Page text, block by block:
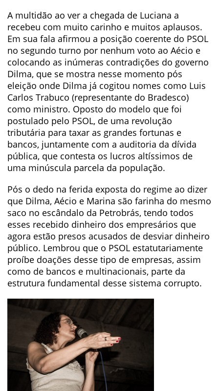
A multidão ao ver a chegada de Luciana a
recebeu com muito carinho e muitos aplausos.
Em sua fala afirmou a posição coerente do PSOL
no segundo turno por nenhum voto ao Aécio e
colocando as inúmeras contradições do governo
Dilma, que se mostra nesse momento pós
eleição onde Dilma já cogitou nomes como Luis
Carlos Trabuco (representante do Bradesco)
como ministro. Oposto do modelo que foi
postulado pelo PSOL, de uma revolução
tributária para taxar as grandes fortunas e
bancos, juntamente com a auditoria da dívida
pública, que contesta os lucros altíssimos de
uma minúscula parcela da população.
Pós o dedo na ferida exposta do regime ao dizer
que Dilma, Aécio e Marina são farinha do mesmo
saco no escândalo da Petrobrás, tendo todos
esses recebido dinheiro dos empresários que
agora estão presos acusados de desviar dinheiro
público. Lembrou que o PSOL estatutariamente
proíbe doações desse tipo de empresas, assim
como de bancos e multinacionais, parte da
estrutura fundamental desse sistema corrupto.